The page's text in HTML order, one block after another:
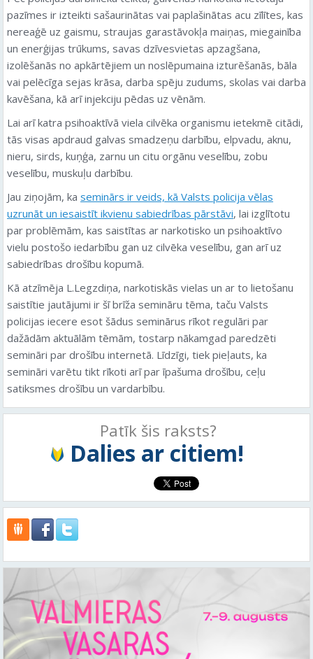
pazīmes ir izteikti sašaurinātas vai paplašinātas acu zīlītes, kas
nereaģē uz gaismu, straujas garastāvokļa maiņas, miegainība
un enerģijas trūkums, savas dzīvesvietas apzagšana,
izolēšanās no apkārtējiem un noslēpumaina izturēšanās, bāla
vai pelēcīga sejas krāsa, darba spēju zudums, skolas vai darba
kavēšana, kā arī injekciju pēdas uz vēnām.
Lai arī katra psihoaktīvā viela cilvēka organismu ietekmē citādi,
tās visas apdraud galvas smadzeņu darbību, elpvadu, aknu,
nieru, sirds, kuņģa, zarnu un citu orgānu veselību, zobu
veselību, muskuļu darbību.
Jau ziņojām, ka seminārs ir veids, kā Valsts policija vēlas
uzrunāt un iesaistīt ikvienu sabiedrības pārstāvi, lai izglītotu
par problēmām, kas saistītas ar narkotisko un psihoaktīvo
vielu postošo iedarbību gan uz cilvēka veselību, gan arī uz
sabiedrības drošību kopumā.
Kā atzīmēja L.Legzdiņa, narkotiskās vielas un ar to lietošanu
saistītie jautājumi ir šī brīža semināru tēma, taču Valsts
policijas iecere esot šādus seminārus rīkot regulāri par
dažādām aktuālām tēmām, tostarp nākamgad paredzēti
semināri par drošību internetā. Līdzīgi, tiek pieļauts, ka
semināri varētu tikt rīkoti arī par īpašuma drošību, ceļu
satiksmes drošību un vardarbību.
Patīk šis raksts?
Dalies ar citiem!